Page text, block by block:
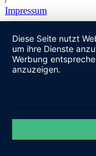
Impressum
Diese Seite nutzt
um ihre Dienste
Werbung
anzuzeigen.